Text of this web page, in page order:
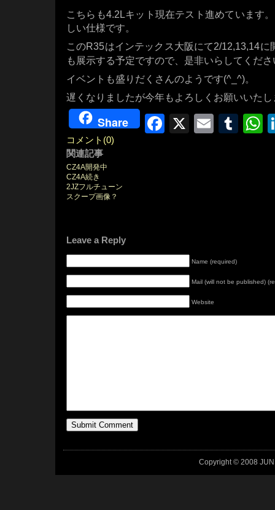
こちらも4.2Lキット現在テスト進めています
しい仕様です。
このR35はインテックス大阪にて2/12,13,14に
も展示する予定ですので、是非いらしてくださ
イベントも盛りだくさんのようです(^_^)。
遅くなりましたが今年もよろしくお願いいたし
Share Facebook
X Email
コメント(0)
関連記事
CZ4A開発中
CZ4A続き
2JZフルチューン
スクープ画像？
Leave a Reply
Name (required)
Mail (will not be published)
Website
Copyright © 2008